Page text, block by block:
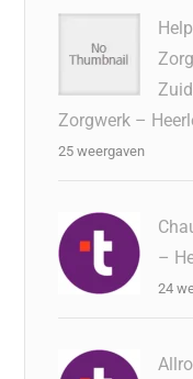
Zorgwerk –
25 weergaven
–
24